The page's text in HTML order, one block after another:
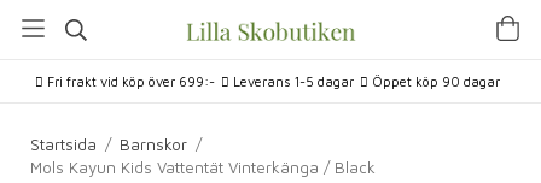
Fri frakt vid köp över 699:- Leverans 1-5 dagar Öppet köp 90 dagar
Startsida / Barnskor /
Mols Kayun Kids Vattentät Vinterkänga / Black